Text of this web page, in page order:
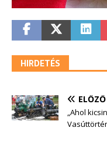
HIRDETÉS
ELŐZŐ
„Ahol